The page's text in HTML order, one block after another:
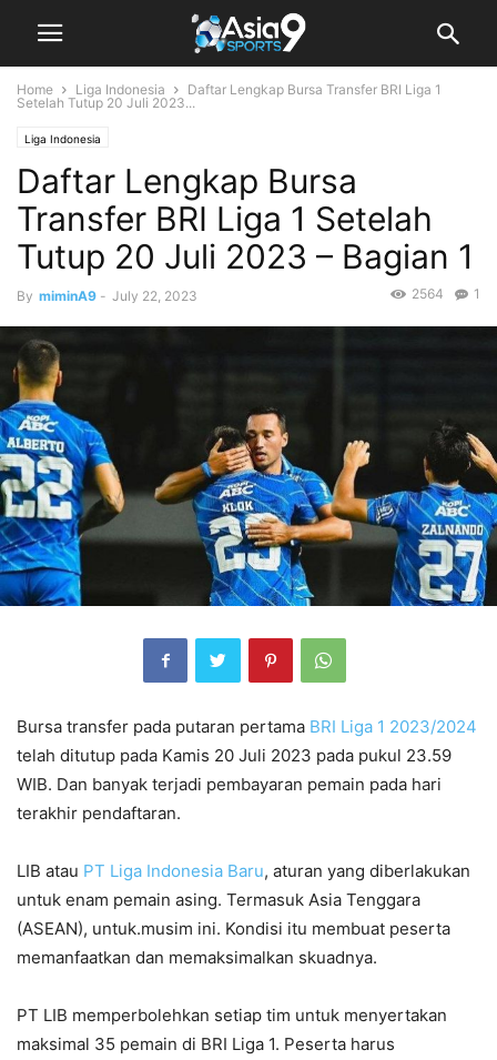
Home Liga Indonesia
Daftar Lengkap Bursa Transfer BRI Liga 1
Setelah Tutup 20 Juli 2023...
Liga Indonesia
Daftar Lengkap Bursa
Transfer BRI Liga 1 Setelah
Tutup 20 Juli 2023 – Bagian 1
By miminA9 - July 22, 2023 1
2564
Bursa transfer pada putaran pertama BRI Liga 1 2023/2024
telah ditutup pada Kamis 20 Juli 2023 pada pukul 23.59
WIB. Dan banyak terjadi pembayaran pemain pada hari
terakhir pendaftaran.
LIB atau PT Liga Indonesia Baru, aturan yang diberlakukan
untuk enam pemain asing. Termasuk Asia Tenggara
(ASEAN), untuk.musim ini. Kondisi itu membuat peserta
memanfaatkan dan memaksimalkan skuadnya.
PT LIB memperbolehkan setiap tim untuk menyertakan
maksimal 35 pemain di BRI Liga 1. Peserta harus